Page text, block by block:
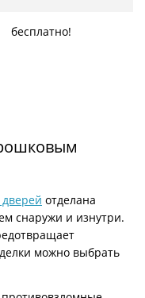
бесплатно!
отделана
снаружи и изнутри.
можно выбрать